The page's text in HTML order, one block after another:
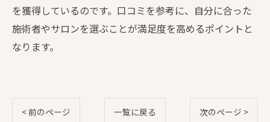
を獲得しているのです。口コミを参考に、自分に合った
施術者やサロンを選ぶことが満足度を高めるポイントと
なります。
< 前のページ 一覧に戻る 次のページ >